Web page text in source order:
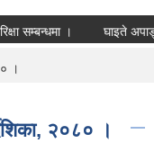
। घाइते अपाङ्गता
।
२०८० ।